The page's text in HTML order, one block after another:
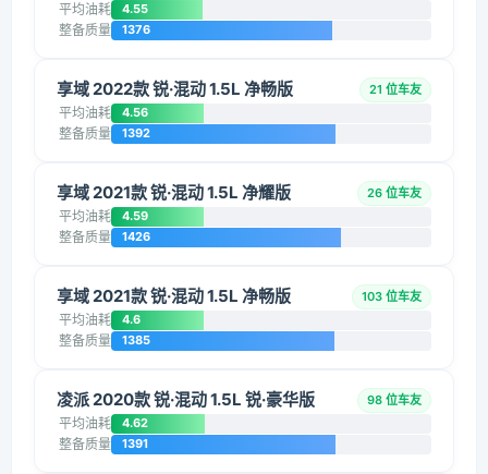
平均油耗 4.55
整备质量 1376
享域 2022款 锐·混动 1.5L 净畅版 21 位车友
平均油耗 4.56
整备质量 1392
享域 2021款 锐·混动 1.5L 净耀版 26 位车友
平均油耗 4.59
整备质量 1426
享域 2021款 锐·混动 1.5L 净畅版 103 位车友
平均油耗 4.6
整备质量 1385
凌派 2020款 锐·混动 1.5L 锐·豪华版 98 位车友
平均油耗 4.62
整备质量 1391